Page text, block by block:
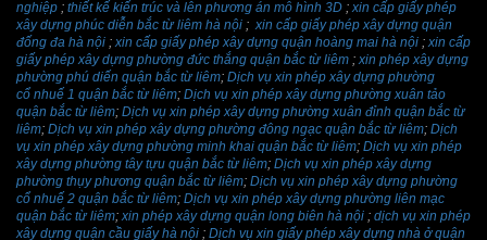
nghiệp ; thiết kế kiến trúc và lên phương án mô hình 3D ;xin cấp giấy phép
xây dựng phúc diễn bắc từ liêm hà nội ;xin cấp giấy phép xây dựng quận
đống đa hà nội ;xin cấp giấy phép xây dựng quận hoàng mai hà nội ;xin cấp
giấy phép xây dựng phường đức thắng quận bắc từ liêm ;xin phép xây dựng
phường phú diến quận bắc từ liêm; Dịch vụ xin phép xây dựng phường
cổ nhuế 1 quận bắc từ liêm; Dịch vụ xin phép xây dựng phường xuân tảo
quận bắc từ liêm; Dịch vụ xin phép xây dựng phường xuân đỉnh quận bắc từ
liêm; Dịch vụ xin phép xây dựng phường đông ngạc quận bắc từ liêm; Dịch
vụ xin phép xây dựng phường minh khai quận bắc từ liêm; Dịch vụ xin phép
xây dựng phường tây tựu quận bắc từ liêm; Dịch vụ xin phép xây dựng
phường thụy phương quận bắc từ liêm; Dịch vụ xin phép xây dựng phường
cổ nhuế 2 quận bắc từ liêm; Dịch vụ xin phép xây dựng phường liên mạc
quận bắc từ liêm;xin phép xây dựng quận long biên hà nội ; dịch vụ xin phép
xây dựng quận cầu giấy hà nội ; Dịch vụ xin giấy phép xây dựng nhà ở quận